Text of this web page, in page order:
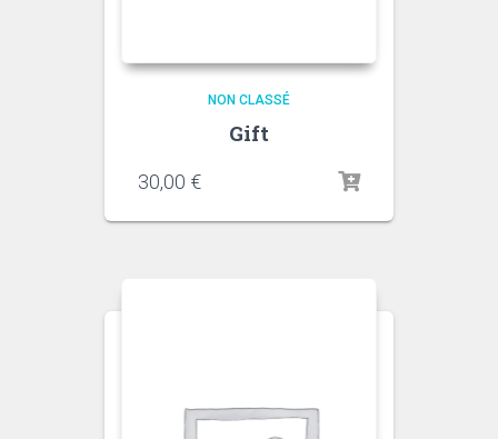
NON CLASSÉ
Gift
30,00 €